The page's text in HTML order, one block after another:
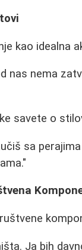
kao idealna
nas nema
savete o
sa
Ja bih